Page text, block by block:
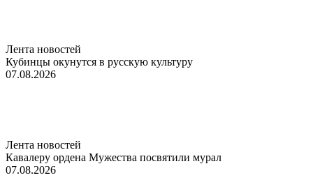
Лента новостей
Кубинцы окунутся в русскую культуру
07.08.2026
Лента новостей
Кавалеру ордена Мужества посвятили мурал
07.08.2026